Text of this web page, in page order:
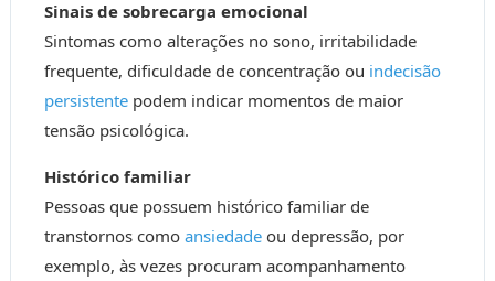
Sinais de sobrecarga emocional
Sintomas como alterações no sono, irritabilidade
frequente, dificuldade de concentração ou indecisão
persistentepodem indicar momentos de maior
tensão psicológica.
Histórico familiar
Pessoas que possuem histórico familiar de
transtornos como ansiedadeou depressão, por
exemplo, às vezes procuram acompanhamento